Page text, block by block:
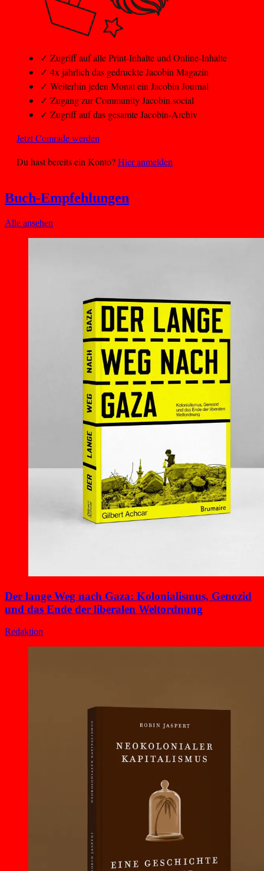
✓ Zugriff auf alle Print-Inhalte und Online-Inhalte
✓ 4x jährlich das gedruckte Jacobin Magazin
✓ Weiterhin jeden Monat ein Jacobin Journal
✓ Zugang zur Community Jacobin.social
✓ Zugriff auf das gesamte Jacobin-Archiv
Jetzt Comrade werden
Du hast bereits ein Konto?Hier anmelden
Buch-Empfehlungen
Alle ansehen
Der lange Weg nach Gaza: Kolonialismus, Genozid
und das Ende der liberalen Weltordnung
Redaktion